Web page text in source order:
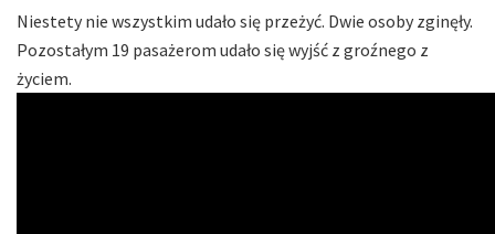
Niestety nie wszystkim udało się przeżyć. Dwie osoby zginęły.
Pozostałym 19 pasażerom udało się wyjść z groźnego z
życiem.